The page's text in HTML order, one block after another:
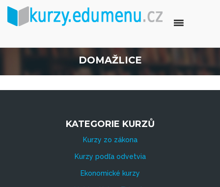
DOMAŽLICE
KATEGORIE KURZŮ
Kurzy zo zákona
Kurzy podľa odvetvia
Ekonomické kurzy